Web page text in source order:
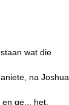
wat die
na Joshua
ge... het,